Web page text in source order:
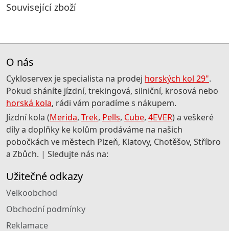
Související zboží
O nás
Cykloservex je specialista na prodej horských kol 29".
Pokud sháníte jízdní, trekingová, silniční, krosová nebo
horská kola, rádi vám poradíme s nákupem.
Jízdní kola (Merida, Trek, Pells, Cube, 4EVER) a veškeré
díly a doplňky ke kolům prodáváme na našich
pobočkách ve městech Plzeň, Klatovy, Chotěšov, Stříbro
a Zbůch. | Sledujte nás na:
Užitečné odkazy
Velkoobchod
Obchodní podmínky
Reklamace